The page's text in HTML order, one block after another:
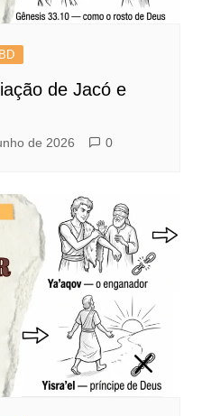
de Jacó e
de 2026 0